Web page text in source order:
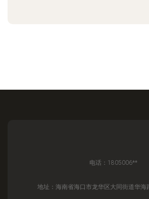
电话：1805006**
地址：海南省海口市龙华区大同街道华海